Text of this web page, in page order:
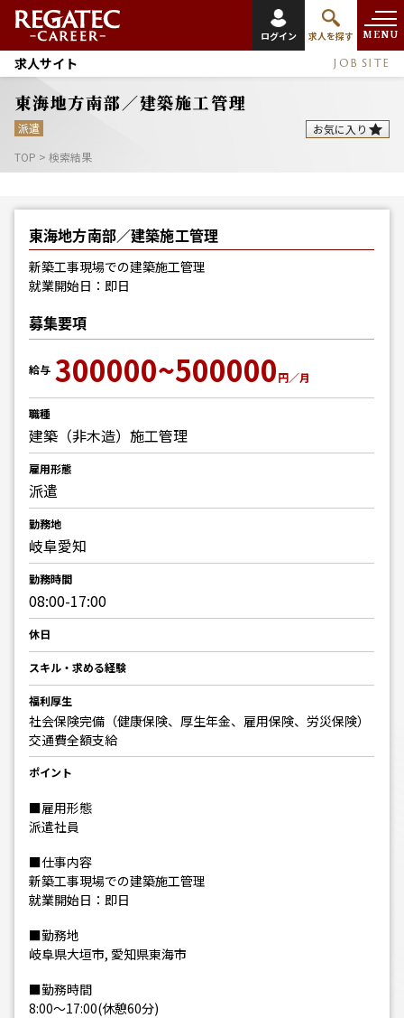
ログイン 求人を探す MENU
求人サイト JOB SITE
東海地方南部／建築施工管理
派遣
お気に入り
TOP > 検索結果
東海地方南部／建築施工管理
新築工事現場での建築施工管理
就業開始日：即日
募集要項
給与 300000~500000円／月
職種
建築（非木造）施工管理
雇用形態
派遣
勤務地
岐阜愛知
勤務時間
08:00-17:00
休日
スキル・求める経験
福利厚生
社会保険完備（健康保険、厚生年金、雇用保険、労災保険）
交通費全額支給
ポイント
■雇用形態
派遣社員
■仕事内容
新築工事現場での建築施工管理
就業開始日：即日
■勤務地
岐阜県大垣市, 愛知県東海市
■勤務時間
8:00～17:00(休憩60分)